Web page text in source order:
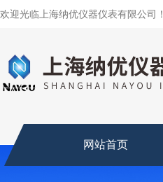
欢迎光临上海纳优仪器仪表有限公司！
网站首页